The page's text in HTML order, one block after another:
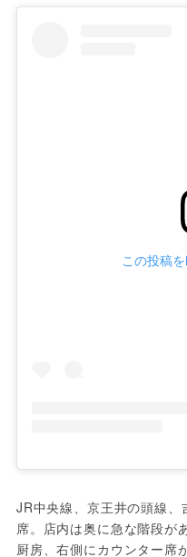
この投稿
JR中央線、京王井の頭線
席。店内は奥に急な階段が
厨房、右側にカウンター席